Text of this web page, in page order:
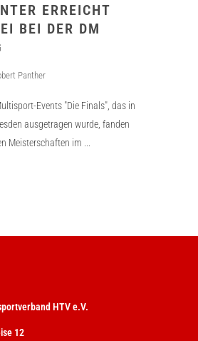
ERREICHT
BEI DER DM
Panther
Events "Die Finals", das in
ausgetragen wurde, fanden
Meisterschaften im
HTV e.V.
12